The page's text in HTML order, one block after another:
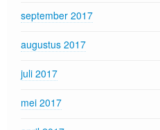
september 2017
augustus 2017
juli 2017
mei 2017